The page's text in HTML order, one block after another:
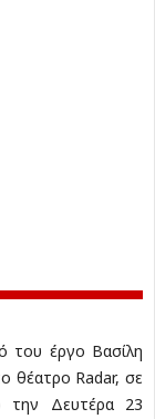
του έργο Βασίλη
θέατρο Radar, σε
την Δευτέρα 23